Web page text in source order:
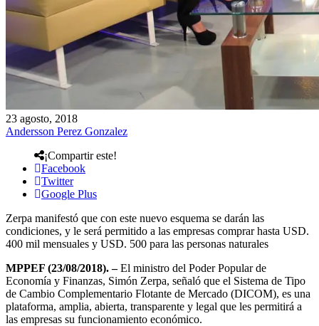
23 agosto, 2018
Andersson Perez Gonzalez
¡Compartir este!
Facebook
Twitter
Google Plus
Zerpa manifestó que con este nuevo esquema se darán las
condiciones, y le será permitido a las empresas comprar hasta USD.
400 mil mensuales y USD. 500 para las personas naturales
MPPEF (23/08/2018). –El ministro del Poder Popular de
Economía y Finanzas, Simón Zerpa, señaló que el Sistema de Tipo
de Cambio Complementario Flotante de Mercado (DICOM), es una
plataforma, amplia, abierta, transparente y legal que les permitirá a
las empresas su funcionamiento económico.